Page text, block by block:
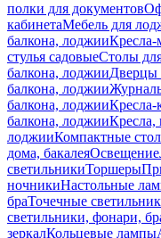
полки для документов
кабинетаМебель для
балкона, лоджииКресла-
стулья садовыеСтолы
балкона, лоджииДверцы
балкона, лоджии
балкона, лоджииКресла-
балкона, лоджииКресла,
лоджииКомпактные
дома, бакалеяОсвещение
светильникиТоршеры
ночникиНастольные
браТочечные
светильники, фонари,
зеркалКольцевые лампы